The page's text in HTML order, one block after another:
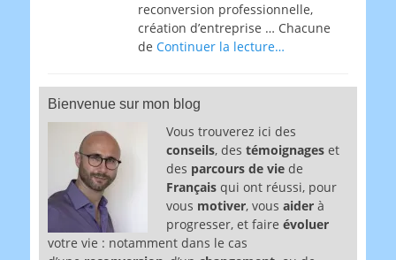
reconversion professionnelle,
création d’entreprise … Chacune
de Continuer la lecture…
Bienvenue sur mon blog
Vous trouverez ici des
conseils, des témoignages et
des parcours de vie de
Français qui ont réussi, pour
vous motiver, vous aider à
progresser, et faire évoluer
votre vie : notamment dans le cas